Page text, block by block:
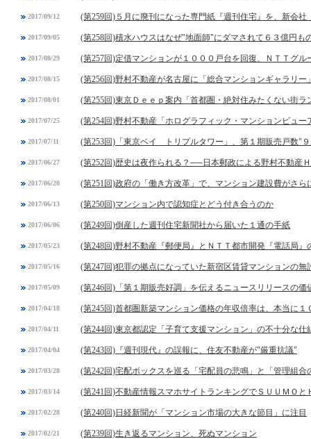
2017/09/12 (第259回)５月に廃刊になった専門紙『週刊住宅』を、新会
2017/09/05 (第258回)積水ハウスはなぜ"地面師"にダマされて６３億円も
2017/08/29 (第257回)定借マンションが１０００戸台を回復、ＮＴＴグル
2017/08/15 (第256回)野村不動産が名古屋に「総合マンションギャラリ
2017/08/01 (第255回)東京Ｄｅｅｐ案内「首都圏・絶対住みたくない街ラ
2017/07/25 (第254回)野村不動産「ホログラフィック・マンションビュー
2017/07/11 (第253回)「東京ベイ トリプルタワー」、第１期販売戸数"
2017/06/27 (第252回)歴史は夜作られる？──日本郵政による野村不動産
2017/06/20 (第251回)政府の「働き方改革」で、マンション建設費がさら
2017/06/13 (第250回)マンション内で認知症とどう付き合うのか
2017/06/06 (第249回)倒産した週刊住宅新聞社から届いた１通の手紙
2017/05/23 (第248回)野村不動産『郵便局』とＮＴＴ都市開発『電話局
2017/05/16 (第247回)犯罪の拠点になっていた新宿区賃貸マンションの無
2017/05/09 (第246回)「第１期販売好調」を伝えるニュースリリースの価
2017/04/18 (第245回)首都圏新築マンション価格の年収倍率は、本当に１
2017/04/11 (第244回)東京都認定「子育て支援マンション」の不十分な仕
2017/04/04 (第243回)『週刊現代』の誤報に、住友不動産が"厳重抗議"
2017/03/28 (第242回)宅配ボックスを巡る「宅配員の悲鳴」と「管理組合
2017/03/14 (第241回)不動産情報スマホサイトランキングでＳＵＵＭＯと
2017/02/28 (第240回)日経新聞が「マンション市場の大きな節目」に注目
2017/02/21 (第239回)生き返るマンション、死ぬマンション